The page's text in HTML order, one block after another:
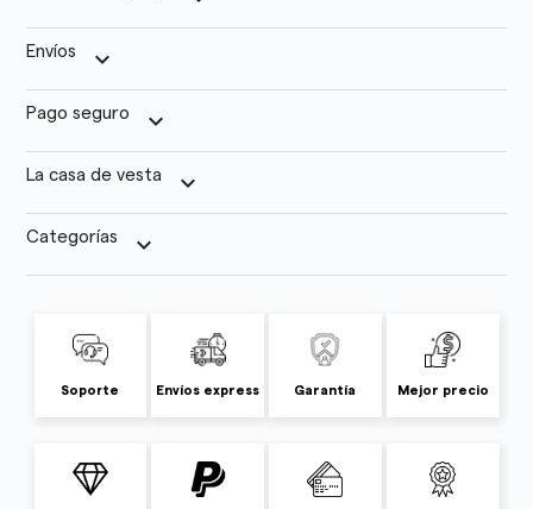
Envíos keyboard_arrow_down
Pago seguro keyboard_arrow_down
La casa de vesta keyboard_arrow_down
Categorías keyboard_arrow_down
Soporte Envíos express Garantía Mejor precio